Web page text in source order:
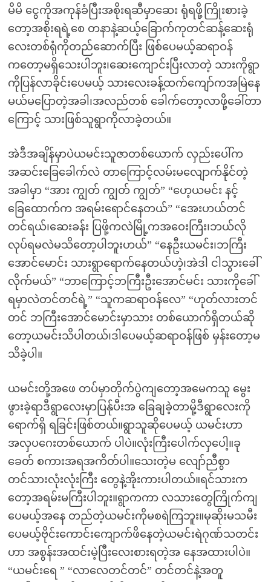
မိမိ ငွေကိုအကုန်ခံပြီးအစိုးရဆီမှာဆေး ရုံရဖို့ကြိုးစားခဲ့
တော့အစိုးရရဲ့စေ တနာနဲ့ဆယ့်ခြောက်ကုတင်ဆန့်ဆေးရုံ
လေးတစ်ရုံကိုတည်ဆောက်ပြီး ဖြစ်ပေမယ့်ဆရာဝန်
ကတော့မရှိသေးပါဘူး၊ဆေးကျောင်းပြီးလာတဲ့ သားကိုရွာ
ကိုပြန်လာခိုင်းပေမယ့် သားလေးခန့်ထက်ကျော်ကအမြဲနေ
မယ်မပြောတဲ့အခါ၊အလည်တစ် ခေါက်တော့လာဖို့ခေါ်တာ
ကြောင့် သားဖြစ်သူရွာကိုလာခဲ့တယ်။
အဲဒီအချိန်မှာပဲယမင်းသူဇာတစ်ယောက် လှည်းပေါ်က
အဆင်းခြေခေါက်လဲ တာကြောင့်လမ်းမလျောက်နိုင်တဲ့
အခါမှာ “အား ကျွတ် ကျွတ် ကျွတ်” “ဟေ့ယမင်း နင့်
ခြေထောက်က အရမ်းရောင်နေတယ်” “အေးဟယ်တင်
တင်ရယ်၊ဆေးခန်း ပြဖို့ကလဲမြို့ကအဝေးကြီး၊ဘယ်လို
လုပ်ရမလဲမသိတော့ပါဘူးဟယ်” “နေဦးယမင်း၊ဘကြီး
အောင်မောင်း သားရွာရောက်နေတယ်ဟဲ့၊အဲဒါ ငါသွားခေါ်
လိုက်မယ်” “ဘာကြောင့်ဘကြီးဦးအောင်မင်း သားကိုခေါ်
ရမှာလဲတင်တင်ရဲ့” “သူကဆရာဝန်လေ” “ဟုတ်လားတင်
တင် ဘကြီးအောင်မောင်းမှာသား တစ်ယောက်ရှိတယ်ဆို
တော့ယမင်းသိပါတယ်၊ဒါပေမယ့်ဆရာဝန်ဖြစ် မှန်းတော့မ
သိခဲ့ပါ။
ယမင်းတို့အဖေ တပ်မှာတိုက်ပွဲကျတော့အမေကသူ မွေး
ဖွားခဲ့ရာဒီရွာလေးမှာပြန်ုပီးအ ခြေချခဲ့တာမို့ဒီရွာလေးကို
ရောက်ရှိ ရခြင်းဖြစ်တယ်။ရွာသူဆိုပေမယ့် ယမင်းဟာ
အလှပဂေးတစ်ယောက် ပါပဲ။လုံးကြီးပေါက်လှပေါ့။ခု
ခေတ် စကားအရအကိတ်ပါ။သေးတဲ့မ လျော်ညီစွာ
တင်သားလုံးလုံးကြီး တွေနဲ့အိုးကားပါတယ်။ရင်သားက
တော့အရမ်းမကြီးပါဘူး။ရွာကကာ လသားတွေကြိုက်ကျ
ပေမယ့်အနေ တည်တဲ့ယမင်းကိုမစရဲကြဘူး။မုဆိုးမသမီး
ပေမယ့်ဗိုင်းကောင်းကျောက်ဖိနေတဲ့ယမင်းရဲဂုဏ်သတင်း
ဟာ အစွန်းအထင်းမဲ့ပြီးလေးစားရတဲ့အ နေအထားပါပဲ။
“ယမင်းရေ ” “လာလေတင်တင်” တင်တင်နဲ့အတူ